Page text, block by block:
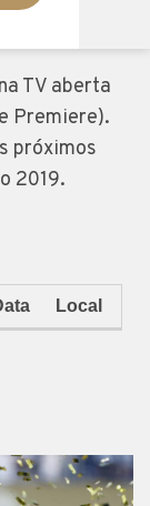
TV aberta
Premiere).
próximos
2019.
Local